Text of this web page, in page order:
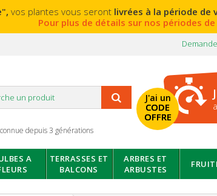
vos plantes vous seront livrées à la période
Pour plus de détails sur nos périodes
depuis 3 générations
J'ai un
CODE
OFFRE
A
TERRASSES ET
BALCONS
ARBRES ET
ARBUSTES